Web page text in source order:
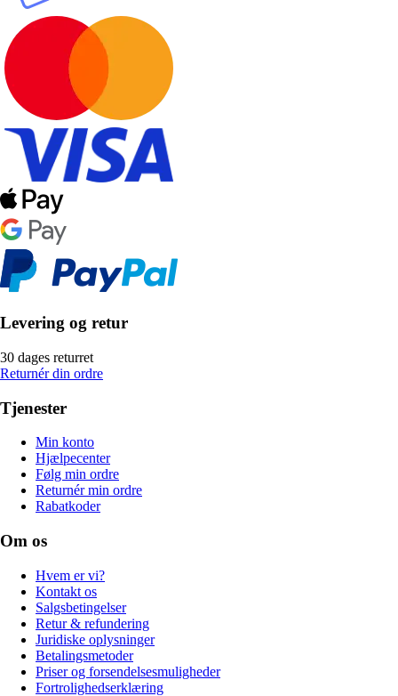
Levering og retur
30 dages returret
Returnér din ordre
Tjenester
Min konto
Hjælpecenter
Følg min ordre
Returnér min ordre
Rabatkoder
Om os
Hvem er vi?
Kontakt os
Salgsbetingelser
Retur & refundering
Juridiske oplysninger
Betalingsmetoder
Priser og forsendelsesmuligheder
Fortrolighedserklæring